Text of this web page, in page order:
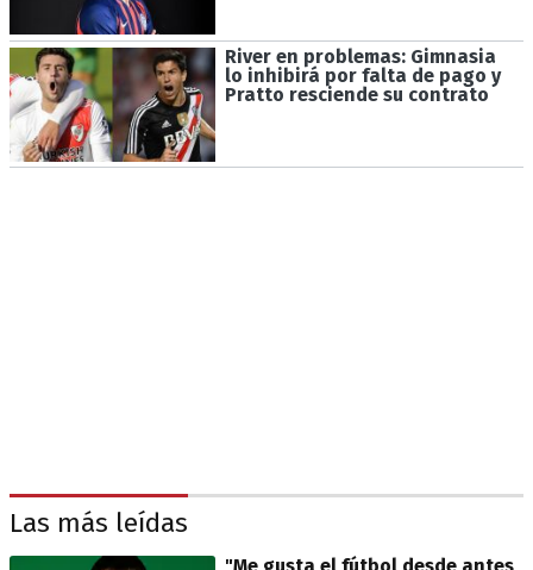
River en problemas: Gimnasia
lo inhibirá por falta de pago y
Pratto resciende su contrato
Las más leídas